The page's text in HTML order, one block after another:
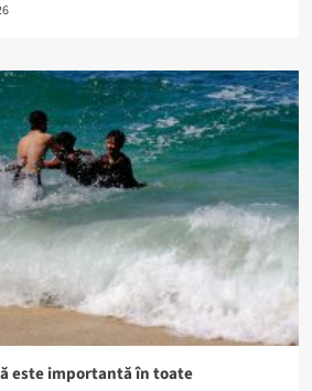
este importantă în toate